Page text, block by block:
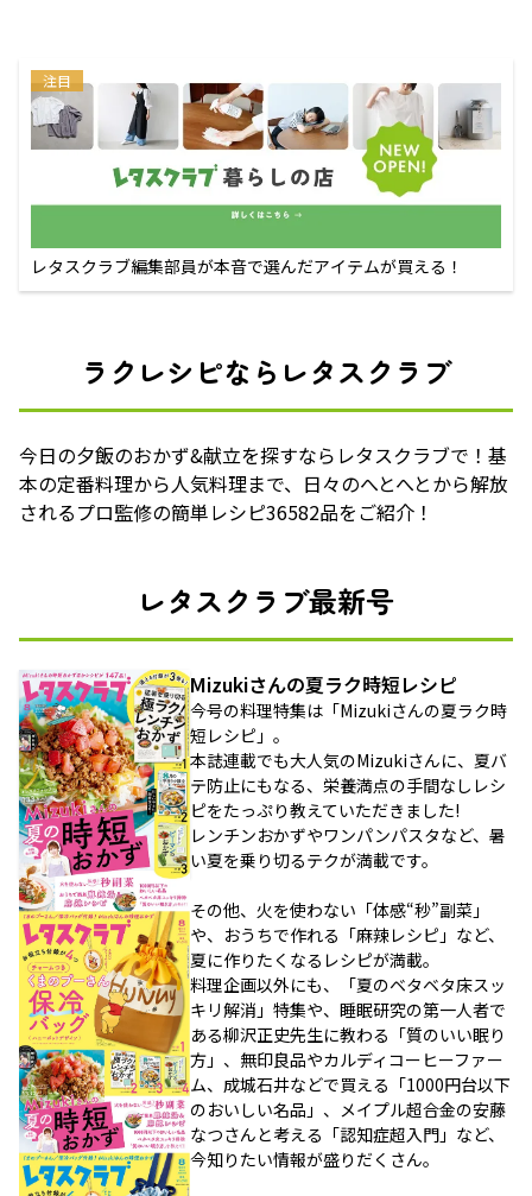
注目
レタスクラブ編集部員が本音で選んだアイテムが買える！
ラクレシピならレタスクラブ
今日の夕飯のおかず&献立を探すならレタスクラブで！基
本の定番料理から人気料理まで、日々のへとへとから解放
されるプロ監修の簡単レシピ36582品をご紹介！
レタスクラブ最新号
Mizukiさんの夏ラク時短レシピ
今号の料理特集は「Mizukiさんの夏ラク時
短レシピ」。
本誌連載でも大人気のMizukiさんに、夏バ
テ防止にもなる、栄養満点の手間なしレシ
ピをたっぷり教えていただきました!
レンチンおかずやワンパンパスタなど、暑
い夏を乗り切るテクが満載です。
その他、火を使わない「体感“秒”副菜」
や、おうちで作れる「麻辣レシピ」など、
夏に作りたくなるレシピが満載。
料理企画以外にも、「夏のベタベタ床スッ
キリ解消」特集や、睡眠研究の第一人者で
ある柳沢正史先生に教わる「質のいい眠り
方」、無印良品やカルディコーヒーファー
ム、成城石井などで買える「1000円台以下
のおいしい名品」、メイプル超合金の安藤
なつさんと考える「認知症超入門」など、
今知りたい情報が盛りだくさん。